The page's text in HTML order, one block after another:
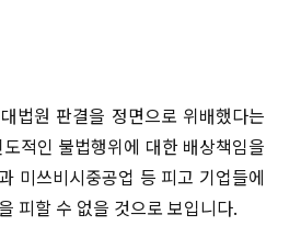
법원 판결을 정면으로 위배했다는
적인 불법행위에 대한 배상책임을
미쓰비시중공업 등 피고 기업들에
피할 수 없을 것으로 보입니다.